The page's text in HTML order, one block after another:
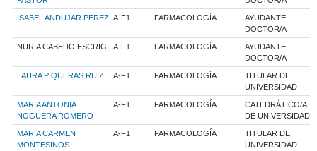
ISABEL ANDUJAR PEREZ A-F1 FARMACOLOGÍA
AYUDANTE
DOCTOR/A
NURIA CABEDO ESCRIG A-F1 FARMACOLOGÍA
AYUDANTE
DOCTOR/A
LAURA PIQUERAS RUIZ A-F1 FARMACOLOGÍA
TITULAR DE
UNIVERSIDAD
MARIA ANTONIA
NOGUERA ROMERO
A-F1 FARMACOLOGÍA
CATEDRÁTICO/A
DE UNIVERSIDAD
MARIA CARMEN
MONTESINOS
A-F1 FARMACOLOGÍA
TITULAR DE
UNIVERSIDAD